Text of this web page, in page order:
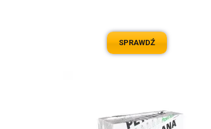
SPRAWDŹ